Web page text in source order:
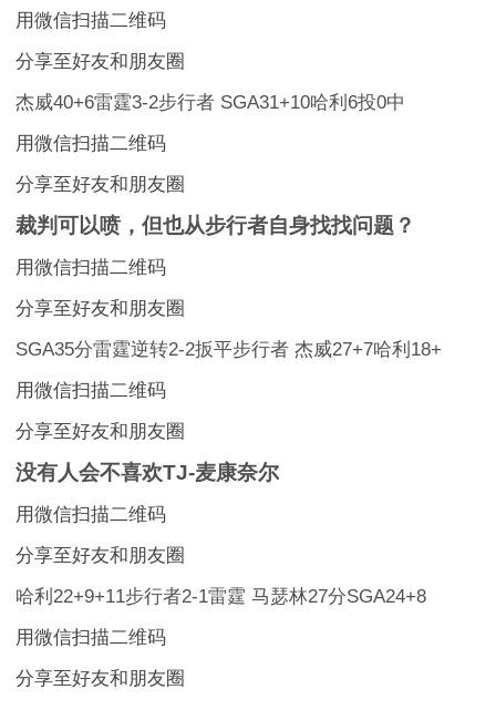
用微信扫描二维码
分享至好友和朋友圈
杰威40+6雷霆3-2步行者 SGA31+10哈利6投0中
用微信扫描二维码
分享至好友和朋友圈
裁判可以喷，但也从步行者自身找找问题？
用微信扫描二维码
分享至好友和朋友圈
SGA35分雷霆逆转2-2扳平步行者 杰威27+7哈利18+
用微信扫描二维码
分享至好友和朋友圈
没有人会不喜欢TJ-麦康奈尔
用微信扫描二维码
分享至好友和朋友圈
哈利22+9+11步行者2-1雷霆 马瑟林27分SGA24+8
用微信扫描二维码
分享至好友和朋友圈